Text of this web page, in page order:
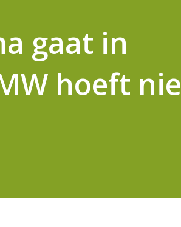
gaat in
hoeft